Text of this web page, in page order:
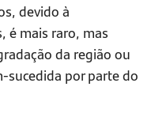
devido à
é mais raro, mas
da região ou
sucedida por parte do